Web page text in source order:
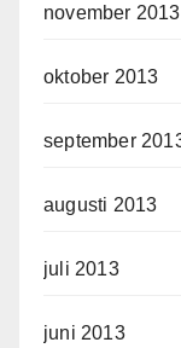
november 2013
oktober 2013
september
augusti 2013
juli 2013
juni 2013